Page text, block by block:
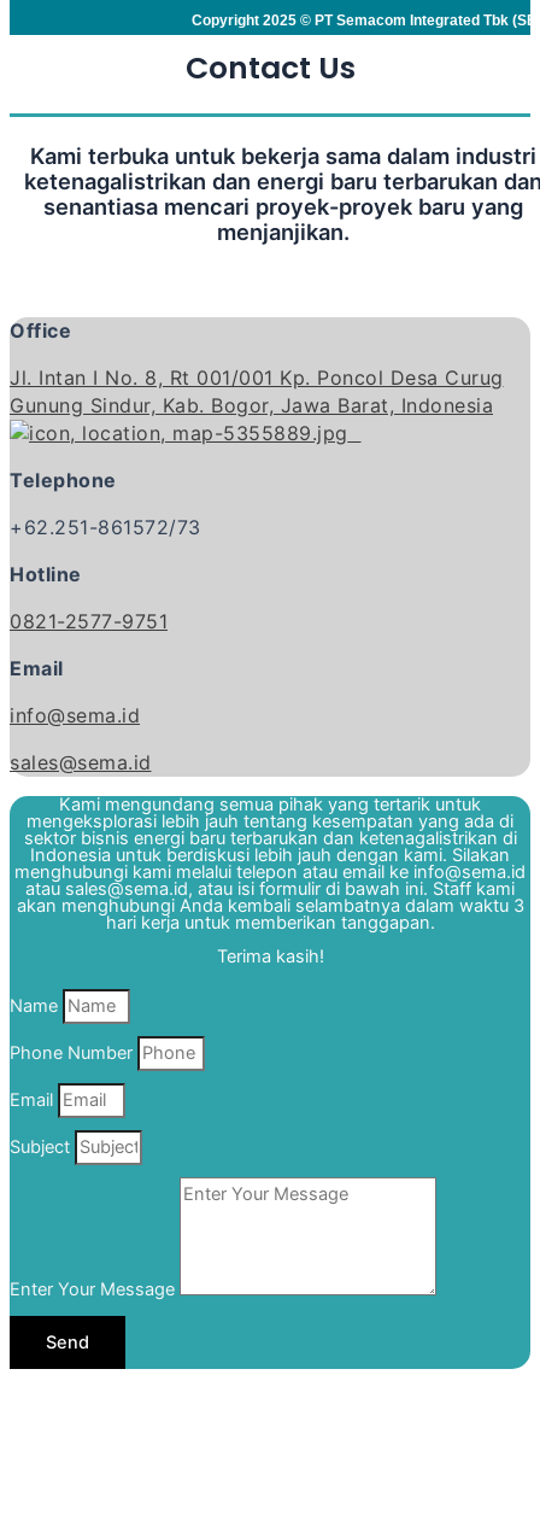
Copyright 2025 © PT Semacom Integrated Tbk
Contact Us
Kami terbuka untuk bekerja sama dalam industri
ketenagalistrikan dan energi baru terbarukan
senantiasa mencari proyek-proyek baru yang
menjanjikan.
Office
Jl. Intan I No. 8, Rt 001/001 Kp. Poncol Desa Curug
Gunung Sindur, Kab. Bogor, Jawa Barat, Indonesia
Telephone
+62.251-861572/73
Hotline
0821-2577-9751
Email
info@sema.id
sales@sema.id
Kami mengundang semua pihak yang tertarik untuk
mengeksplorasi lebih jauh tentang kesempatan yang ada di
sektor bisnis energi baru terbarukan dan ketenagalistrikan di
Indonesia untuk berdiskusi lebih jauh dengan kami. Silakan
menghubungi kami melalui telepon atau email ke info@sema.id
atau sales@sema.id, atau isi formulir di bawah ini. Staff kami
akan menghubungi Anda kembali selambatnya dalam waktu 3
hari kerja untuk memberikan tanggapan.
Terima kasih!
Name
Phone Number
Email
Subject
Enter Your Message
Send